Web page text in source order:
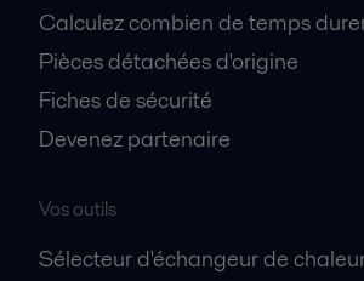
Calculez combien de temps
Pièces détachées d'origine
Fiches de sécurité
Devenez partenaire
Vos outils
Sélecteur d'échangeur de